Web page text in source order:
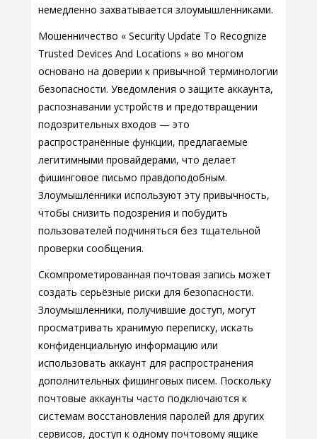
немедленно захватывается злоумышленниками.
Мошенничество « Security Update To Recognize
Trusted Devices And Locations » во многом
основано на доверии к привычной терминологии
безопасности. Уведомления о защите аккаунта,
распознавании устройств и предотвращении
подозрительных входов — это
распространённые функции, предлагаемые
легитимными провайдерами, что делает
фишинговое письмо правдоподобным.
Злоумышленники используют эту привычность,
чтобы снизить подозрения и побудить
пользователей подчиняться без тщательной
проверки сообщения.
Скомпрометированная почтовая запись может
создать серьёзные риски для безопасности.
Злоумышленники, получившие доступ, могут
просматривать хранимую переписку, искать
конфиденциальную информацию или
использовать аккаунт для распространения
дополнительных фишинговых писем. Поскольку
почтовые аккаунты часто подключаются к
системам восстановления паролей для других
сервисов, доступ к одному почтовому ящике